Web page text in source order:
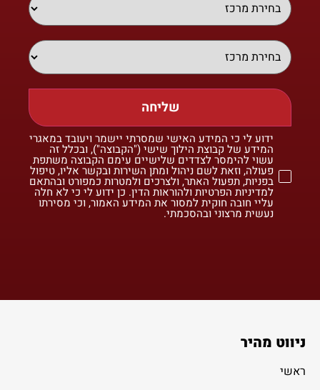
שליחה
ידוע לי כי המידע האישי שמסרתי יישמר ויעובד במאגרי
המידע של קבוצת הילוך שישי ("הקבוצה"), ובכלל זה
עשוי להימסר לצדדים שלישיים עימם הקבוצה משתפת
פעולה, וזאת לשם ניהול ומתן השירות ובקשר אליו, טיפול
בפניות, תפעול האתר, ולצרכים ולמטרות כמפורט ובהתאם
למדיניות הפרטיות ולהוראות הדין. כן ידוע לי כי לא חלה
עליי חובה חוקית למסור את המידע האמור, וכי מסירתו
נעשית מרצוני ובהסכמתי.
ניווט מהיר
ראשי